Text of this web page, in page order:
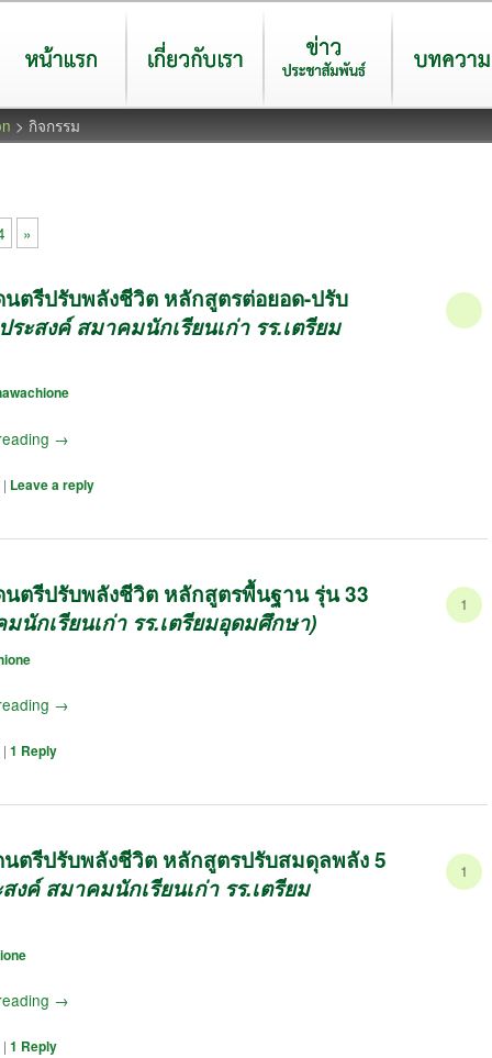
น้าแรก
> กิจกรรม
»
นตรีปรับพลังชีวิต หลักสูตรต่อยอด-ปรับ
ระสงค์ สมาคมนักเรียนเก่า รร.เตรียม
→
| Leave a reply
นตรีปรับพลังชีวิต หลักสูตรพื้นฐาน รุ่น 33
นักเรียนเก่า รร.เตรียมอุดมศึกษา)
1
→
| 1 Reply
นตรีปรับพลังชีวิต หลักสูตรปรับสมดุลพลัง 5
งค์ สมาคมนักเรียนเก่า รร.เตรียม
1
→
| 1 Reply